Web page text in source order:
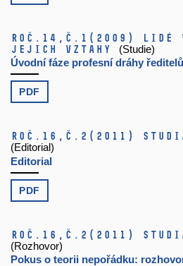
Roč.14, č.1 (2009)
Lidé
jejich vztahy
(Studie)
Úvodní fáze profesní dráhy
PDF
Roč.16, č.2 (2011)
(Editorial)
Editorial
PDF
Roč.16, č.2 (2011)
(Rozhovor)
Pokus o teorii nepořádku: